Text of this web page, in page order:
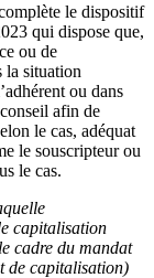
le dispositif
qui dispose que,
ou de
la situation
ou dans
afin de
le cas, adéquat
le souscripteur ou
le cas.
capitalisation
cadre du mandat
de capitalisation)